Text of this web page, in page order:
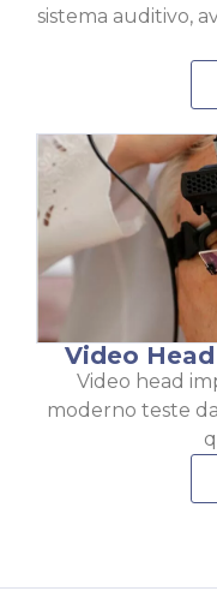
sistema auditivo,
Video
Video head
moderno teste